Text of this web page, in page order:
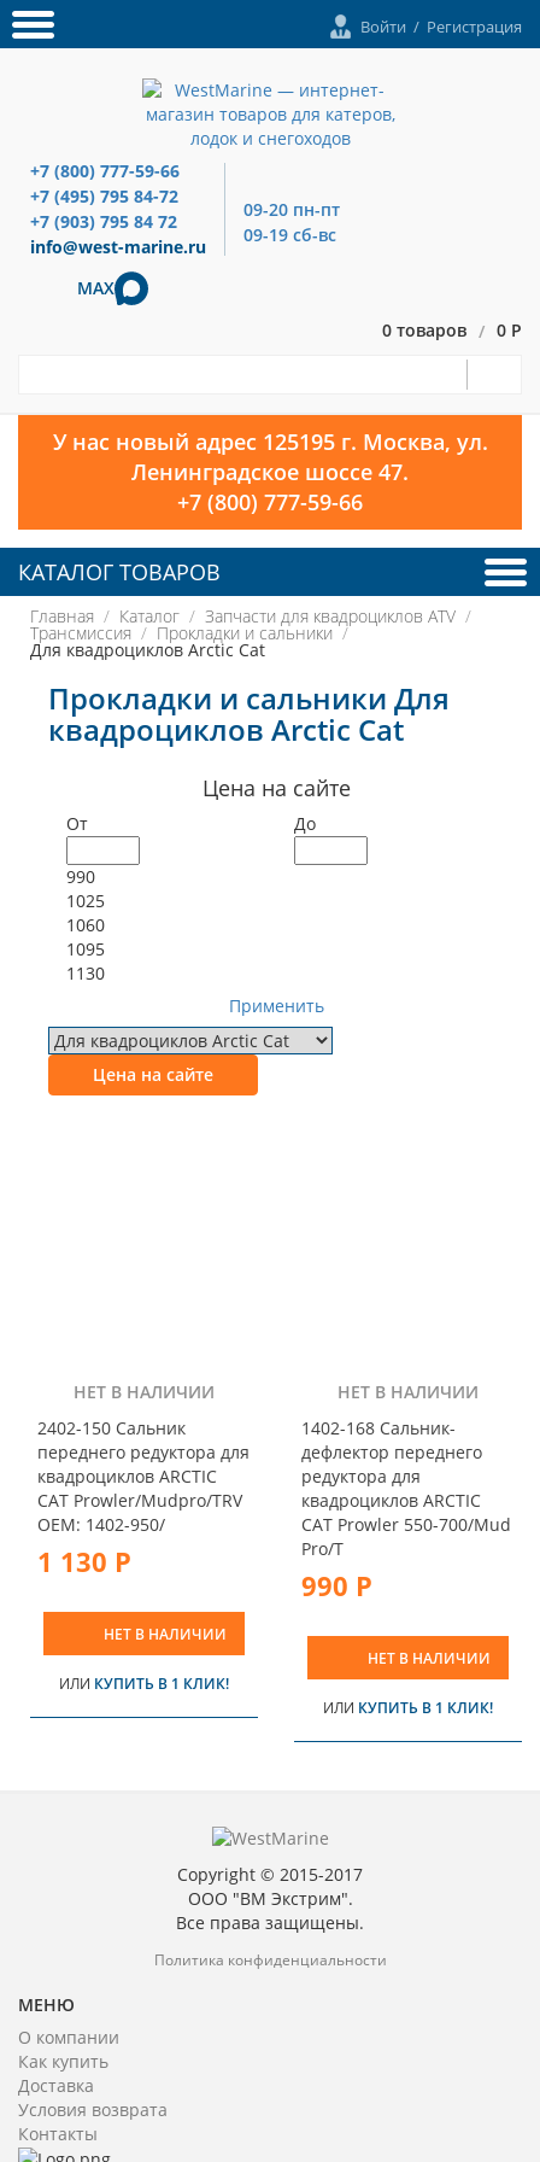
Войти / Регистрация
+7 (800) 777-59-66
+7 (495) 795 84-72
+7 (903) 795 84 72
info@west-marine.ru
09-20 пн-пт
09-19 сб-вс
MAX
0 товаров / 0 Р
У нас новый адрес 125195 г. Москва, ул.
Ленинградское шоссе 47.
+7 (800) 777-59-66
КАТАЛОГ ТОВАРОВ
Главная Каталог Запчасти для квадроциклов ATV
Трансмиссия Прокладки и сальники
Для квадроциклов Arctic Cat
Прокладки и сальники Для
квадроциклов Arctic Cat
Цена на сайте
От До
990
1025
1060
1095
1130
Применить
Цена на сайте
НЕТ В НАЛИЧИИ
2402-150 Сальник
переднего редуктора для
квадроциклов ARCTIC
CAT Prowler/Mudpro/TRV
OEM: 1402-950/
1 130 Р
НЕТ В НАЛИЧИИ
ИЛИ КУПИТЬ В 1 КЛИК!
НЕТ В НАЛИЧИИ
1402-168 Сальник-
дефлектор переднего
редуктора для
квадроциклов ARCTIC
CAT Prowler 550-700/Mud
Pro/T
990 Р
НЕТ В НАЛИЧИИ
ИЛИ КУПИТЬ В 1 КЛИК!
Copyright © 2015-2017
ООО "ВМ Экстрим".
Все права защищены.
Политика конфиденциальности
МЕНЮ
О компании
Как купить
Доставка
Условия возврата
Контакты